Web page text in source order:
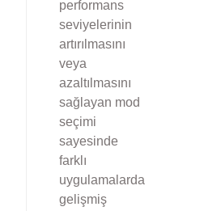
performans
seviyelerinin
artırılmasını
veya
azaltılmasını
sağlayan mod
seçimi
sayesinde
farklı
uygulamalarda
gelişmiş